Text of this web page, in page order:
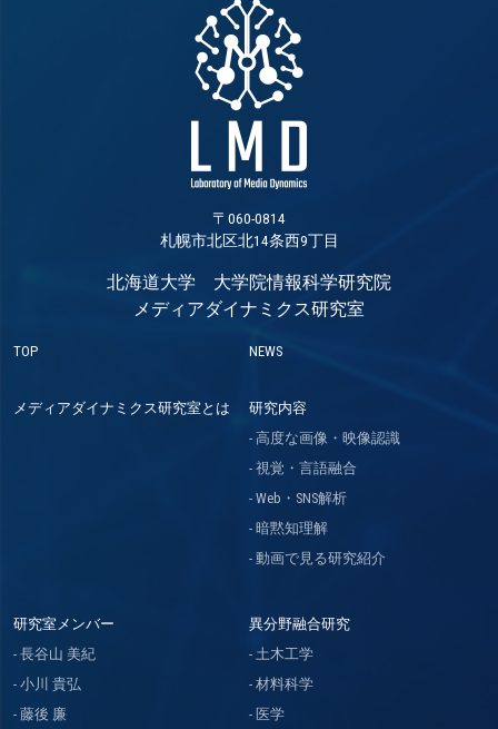
〒060-0814
札幌市北区北14条西9丁目
北海道大学 大学院情報科学研究院
メディアダイナミクス研究室
TOP NEWS
メディアダイナミクス研究室とは
研究内容
高度な画像・映像認識
視覚・言語融合
Web・SNS解析
暗黙知理解
動画で見る研究紹介
研究室メンバー
長谷山 美紀
小川 貴弘
藤後 廉
異分野融合研究
土木工学
材料科学
医学